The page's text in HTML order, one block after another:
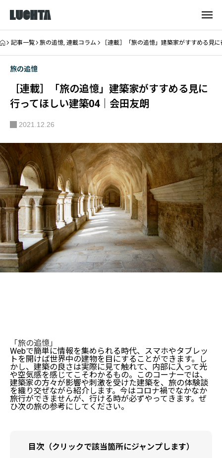
記事一覧 旅の追憶,連載コラム ［連載］「旅の追憶」建築家がすすめる見
旅の追憶
［連載］「旅の追憶」建築家がすすめる見に
行ってほしい建築04｜会田友朗
2021.12.26
「旅の追憶」
Webで簡単に情報を集められる時代、スマホやタブレッ
トを開けば世界中の建物を目にすることができます。し
かし、建築の良さは実際に見て触れて、内部に入って光
や空気感を感じてこそわかるもの。このコーナーでは、
建築家の方々が影響や刺激を受けた建築を、旅の体験談
を織り交ぜながら紹介します。今はコロナ禍でなかなか
旅行ができませんが、行ける時が必ずやってきます。ぜ
ひ次の旅の参考にしてください。
目次（クリックで該当箇所にジャンプします）